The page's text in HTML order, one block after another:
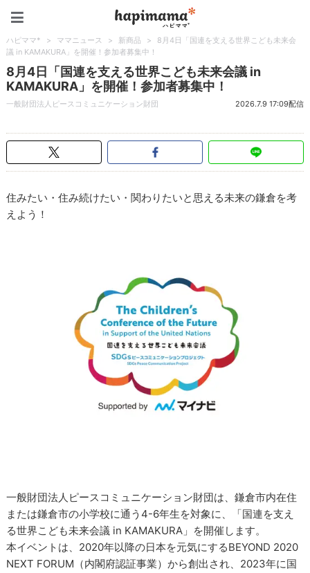
ハピママ* > ママニュース > 新商品 >
8月4日「国連を支える世界こども未来会
議 in KAMAKURA」を開催！参加者募集中！
8月4日「国連を支える世界こども未来会議 in
KAMAKURA」を開催！参加者募集中！
一般財団法人ピースコミュニケーション財団 2026.7.9 17:09配信
住みたい・住み続けたい・関わりたいと思える未来の鎌倉を考
えよう！
一般財団法人ピースコミュニケーション財団は、鎌倉市内在住
または鎌倉市の小学校に通う4-6年生を対象に、「国連を支え
る世界こども未来会議 in KAMAKURA」を開催します。
本イベントは、2020年以降の日本を元気にするBEYOND 2020
NEXT FORUM（内閣府認証事業）から創出され、2023年に国